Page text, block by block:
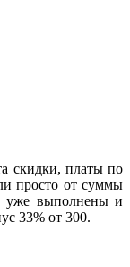
скидки, платы по
просто от суммы
уже выполнены и
33% от 300.